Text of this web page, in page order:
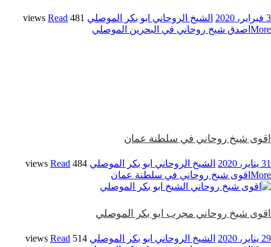
3 فبراير، 2020 الشيخ الروحاني ابو بكر الموصلي 481 views
Read
More اصدق شيخ روحاني في البحرين الموصلي
اقوى شيخ روحاني في سلطنة عمان
31 يناير، 2020 الشيخ الروحاني ابو بكر الموصلي 484 views
Read
More اقوى شيخ روحاني في سلطنة عمان
اقوى شيخ روحاني مجرب ابو بكر الموصلي
29 يناير، 2020 الشيخ الروحاني ابو بكر الموصلي 514 views
Read